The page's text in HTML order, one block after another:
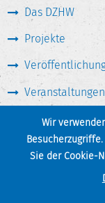
Wir
Sie der Cookie-
Das DZHW
Projekte
Veranstaltungen
Medien &